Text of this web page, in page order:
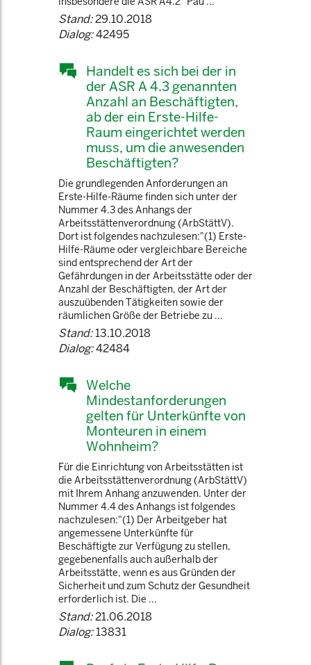
Stand:29.10.2018
Dialog:42495
Handelt es sich bei der in
der ASR A 4.3 genannten
Anzahl an Beschäftigten,
ab der ein Erste-Hilfe-
Raum eingerichtet werden
muss, um die anwesenden
Beschäftigten?
Die grundlegenden Anforderungen an
Erste-Hilfe-Räume finden sich unter der
Nummer 4.3 des Anhangs der
Arbeitsstättenverordnung (ArbStättV).
Dort ist folgendes nachzulesen:"(1) Erste-
Hilfe-Räume oder vergleichbare Bereiche
sind entsprechend der Art der
Gefährdungen in der Arbeitsstätte oder der
Anzahl der Beschäftigten, der Art der
auszuübenden Tätigkeiten sowie der
räumlichen Größe der Betriebe zu ...
Stand:13.10.2018
Dialog:42484
Welche
Mindestanforderungen
gelten für Unterkünfte von
Monteuren in einem
Wohnheim?
Für die Einrichtung von Arbeitsstätten ist
die Arbeitsstättenverordnung (ArbStättV)
mit Ihrem Anhang anzuwenden. Unter der
Nummer 4.4 des Anhangs ist folgendes
nachzulesen:"(1) Der Arbeitgeber hat
angemessene Unterkünfte für
Beschäftigte zur Verfügung zu stellen,
gegebenenfalls auch außerhalb der
Arbeitsstätte, wenn es aus Gründen der
Sicherheit und zum Schutz der Gesundheit
erforderlich ist. Die ...
Stand:21.06.2018
Dialog:13831